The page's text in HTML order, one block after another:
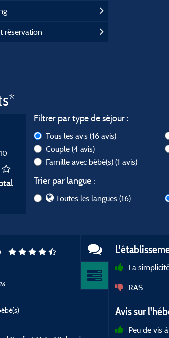
réservation
Filtrer par type de séjour :
Tous les avis (16 avis)
Couple (4 avis)
Famille avec bébé(s) (1 avis)
Trier par langue :
Toutes les langues (16)
La
RAS
Avis sur
Peu de vis